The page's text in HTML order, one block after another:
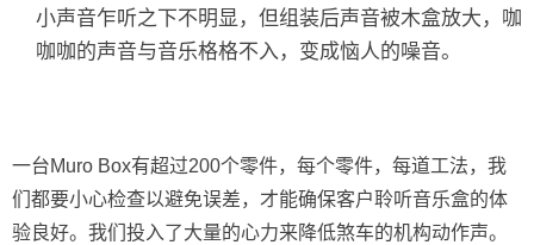
小声音乍听之下不明显，但组装后声音被木盒放大，咖
咖咖的声音与音乐格格不入，变成恼人的噪音。
一台Muro Box有超过200个零件，每个零件，每道工法，我
们都要小心检查以避免误差，才能确保客户聆听音乐盒的体
验良好。我们投入了大量的心力来降低煞车的机构动作声。